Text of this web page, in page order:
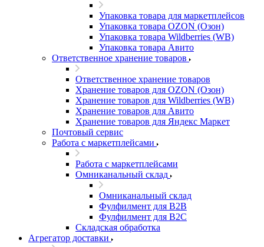
Упаковка товара для маркетплейсов
Упаковка товара OZON (Озон)
Упаковка товара Wildberries (WB)
Упаковка товара Авито
Ответственное хранение товаров
Ответственное хранение товаров
Хранение товаров для OZON (Озон)
Хранение товаров для Wildberries (WB)
Хранение товаров для Авито
Хранение товаров для Яндекс Маркет
Почтовый сервис
Работа с маркетплейсами
Работа с маркетплейсами
Омниканальный склад
Омниканальный склад
Фулфилмент для B2B
Фулфилмент для B2C
Складская обработка
Агрегатор доставки